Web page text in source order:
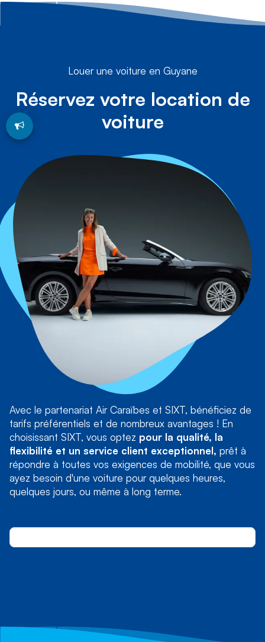
Louer une voiture en Guyane
Réservez votre location de
voiture
Avec le partenariat Air Caraïbes et SIXT, bénéficiez de
tarifs préférentiels et de nombreux avantages ! En
choisissant SIXT, vous optez pour la qualité, la
flexibilité et un service client exceptionnel, prêt à
répondre à toutes vos exigences de mobilité, que vous
ayez besoin d'une voiture pour quelques heures,
quelques jours, ou même à long terme.